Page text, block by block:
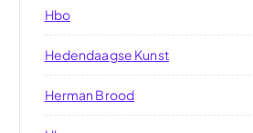
Hbo
Hedendaagse Kunst
Herman Brood